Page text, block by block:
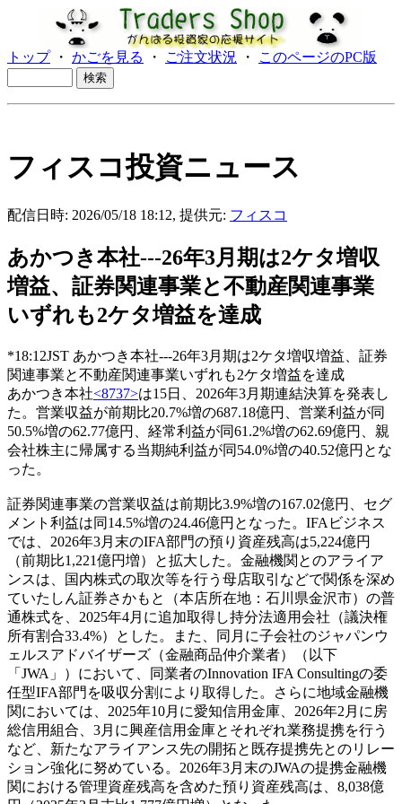
トップ・ かごを見る ・ ご注文状況 ・ このページのPC版
フィスコ投資ニュース
配信日時: 2026/05/18 18:12, 提供元: フィスコ
あかつき本社---26年3月期は2ケタ増収
増益、証券関連事業と不動産関連事業
いずれも2ケタ増益を達成
*18:12JST あかつき本社---26年3月期は2ケタ増収増益、証券
関連事業と不動産関連事業いずれも2ケタ増益を達成
あかつき本社<8737>は15日、2026年3月期連結決算を発表し
た。営業収益が前期比20.7%増の687.18億円、営業利益が同
50.5%増の62.77億円、経常利益が同61.2%増の62.69億円、親
会社株主に帰属する当期純利益が同54.0%増の40.52億円とな
った。
証券関連事業の営業収益は前期比3.9%増の167.02億円、セグ
メント利益は同14.5%増の24.46億円となった。IFAビジネス
では、2026年3月末のIFA部門の預り資産残高は5,224億円
（前期比1,221億円増）と拡大した。金融機関とのアライア
ンスは、国内株式の取次等を行う母店取引などで関係を深め
ていたしん証券さかもと（本店所在地：石川県金沢市）の普
通株式を、2025年4月に追加取得し持分法適用会社（議決権
所有割合33.4%）とした。また、同月に子会社のジャパンウ
ェルスアドバイザーズ（金融商品仲介業者）（以下
「JWA」）において、同業者のInnovation IFA Consultingの委
任型IFA部門を吸収分割により取得した。さらに地域金融機
関においては、2025年10月に愛知信用金庫、2026年2月に房
総信用組合、3月に興産信用金庫とそれぞれ業務提携を行う
など、新たなアライアンス先の開拓と既存提携先とのリレー
ション強化に努めている。2026年3月末のJWAの提携金融機
関における管理資産残高を含めた預り資産残高は、8,038億